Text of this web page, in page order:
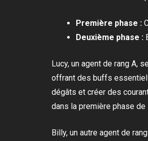
Première phase :
Deuxième phase :
Lucy, un agent de rang A,
offrant des buffs
dégâts et créer des
dans la première phase de
Billy, un autre agent de